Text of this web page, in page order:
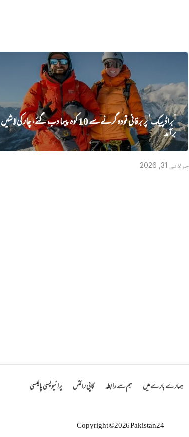
’براڈ پیک‘ پر برفانی تودہ گرنے سے 10 کوہ پیما دب گئے، چار کی لاشیں
برآمد
جولائی 31, 2026
ہمارے بارے میں ہم سے رابطہ کاپی رائٹس پرائیویسی پالیسی
Copyright ©2026 Pakistan24